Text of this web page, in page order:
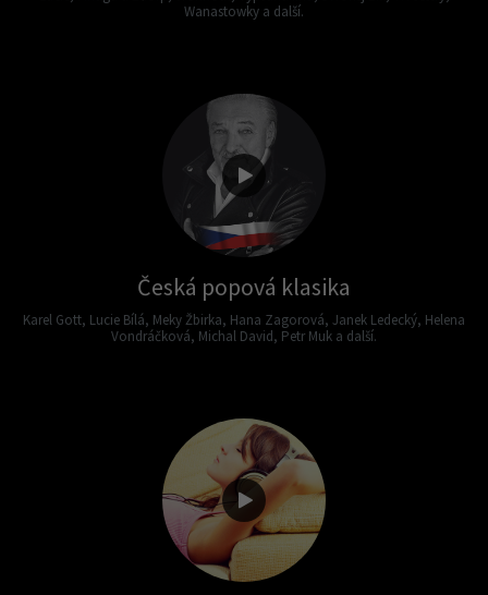
Wanastowky a další.
Česká popová klasika
Karel Gott, Lucie Bílá, Meky Žbirka, Hana Zagorová, Janek Ledecký, Helena
Vondráčková, Michal David, Petr Muk a další.